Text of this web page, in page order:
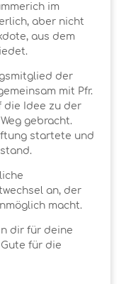
im
aber nicht
aus dem
der
mit Pfr.
die Idee zu der
gebracht.
startete und
an, der
macht.
dir für deine
für die